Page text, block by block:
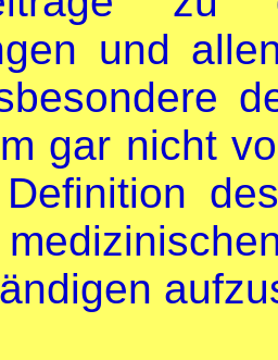
und
gar nicht